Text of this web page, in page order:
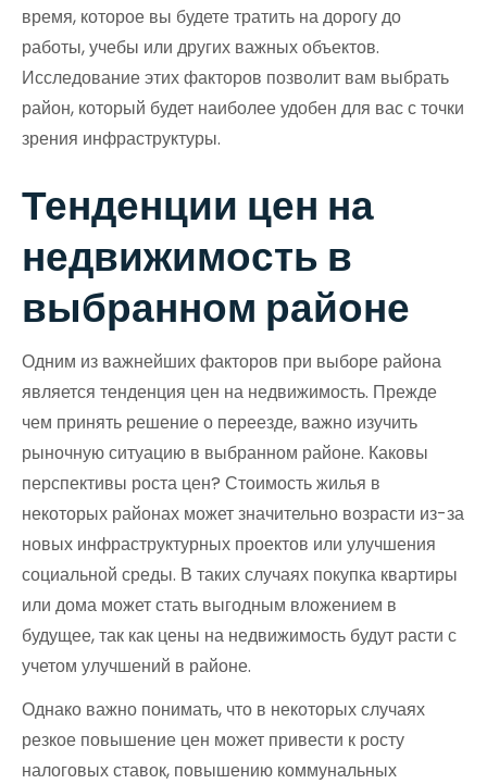
время, которое вы будете тратить на дорогу до
работы, учебы или других важных объектов.
Исследование этих факторов позволит вам выбрать
район, который будет наиболее удобен для вас с точки
зрения инфраструктуры.
Тенденции цен на
недвижимость в
выбранном районе
Одним из важнейших факторов при выборе района
является тенденция цен на недвижимость. Прежде
чем принять решение о переезде, важно изучить
рыночную ситуацию в выбранном районе. Каковы
перспективы роста цен? Стоимость жилья в
некоторых районах может значительно возрасти из-за
новых инфраструктурных проектов или улучшения
социальной среды. В таких случаях покупка квартиры
или дома может стать выгодным вложением в
будущее, так как цены на недвижимость будут расти с
учетом улучшений в районе.
Однако важно понимать, что в некоторых случаях
резкое повышение цен может привести к росту
налоговых ставок, повышению коммунальных